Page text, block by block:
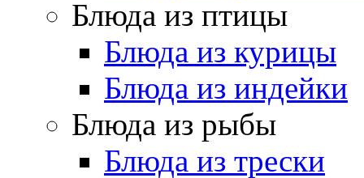
Блюда из птицы
Блюда из курицы
Блюда из индейки
Блюда из рыбы
Блюда из трески